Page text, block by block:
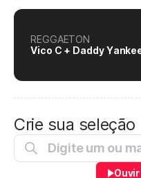
REGGAETON
Vico C + Daddy
Crie sua seleção